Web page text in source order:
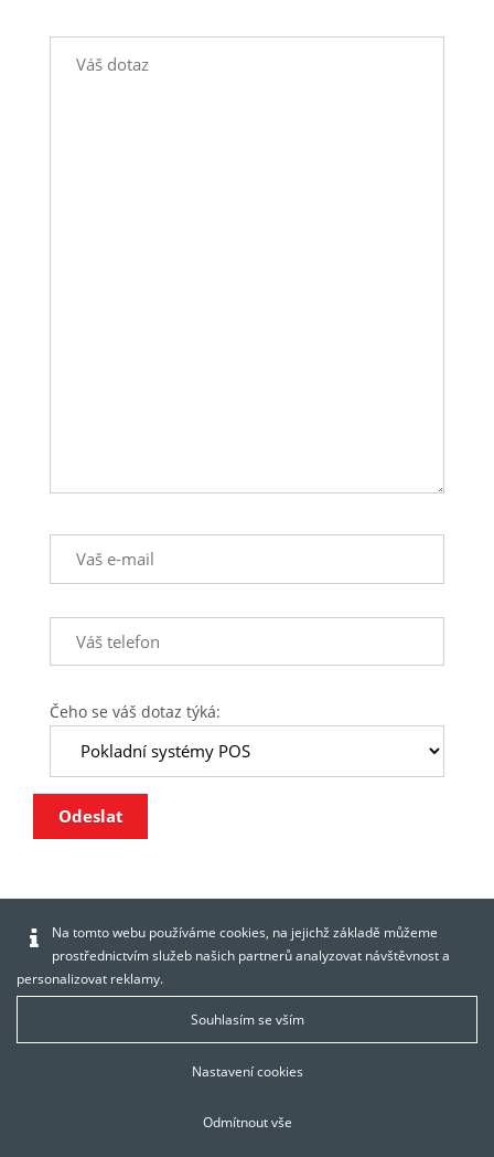
Čeho se váš dotaz týká:
Odeslat
Na tomto webu používáme cookies, na jejichž základě můžeme
prostřednictvím služeb našich partnerů analyzovat návštěvnost a
personalizovat reklamy.
Souhlasím se vším
Nastavení cookies
Odmítnout vše